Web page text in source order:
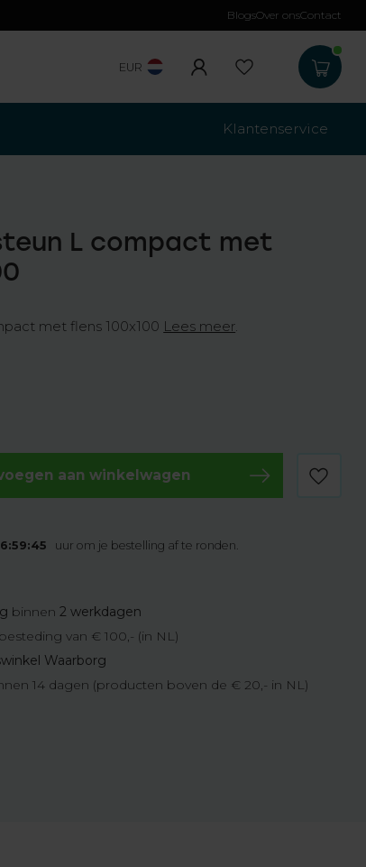
Gratis verzending
BlogsOver onsContact
EUR
Klantenservice
L compact met
met flens 100x100 Lees meer.
aan winkelwagen
uur om je bestelling af te ronden.
binnen2 werkdagen
van € 100,- (in NL)
Waarborg
14 dagen (producten boven de € 20,- in NL)